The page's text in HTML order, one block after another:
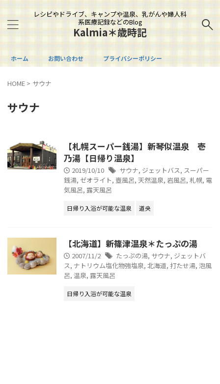
レシピやドライブ、キャンプや温泉、乳がんや婦人科
系医療記録などのBlog
Kalmia＊歳時記
ホーム お問い合わせ プライバシーポリシー
HOME > サウナ
サウナ
【札幌スーパー銭湯】新琴似温泉 壱
乃湯【日帰り温泉】
2019/10/10 サウナ, ジェットバス, スーパー
銭湯, ゼオライト, 壺風呂, 天然温泉, 岩風呂, 札幌, 電
気風呂, 露天風呂
日帰り入浴が可能な温泉 道央
【北海道】新篠津温泉＊たっぷの湯
2007/11/2 たっぷの湯, サウナ, ジェットバ
ス, ナトリウム塩化物強塩泉, 北海道, 打たせ湯, 泡風
呂, 温泉, 露天風呂
日帰り入浴が可能な温泉